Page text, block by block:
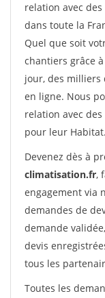
relation avec
dans toute la
Quel que soit
chantiers grâce à
jour, des milliers
en ligne. Nous
relation avec
pour leur Habitat.
Devenez dès à
climatisation.fr,
engagement via
demandes de
demande
devis
tous les
Toutes les